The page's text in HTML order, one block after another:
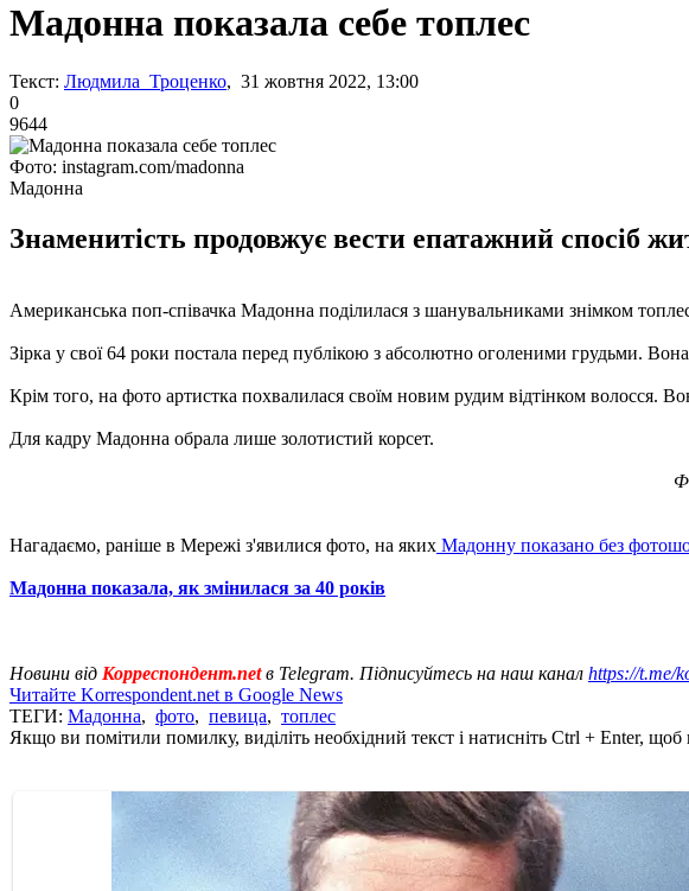
Мадонна показала себе топлес
Текст: Людмила Троценко, 31 жовтня 2022, 13:00
0
9644
Фото: instagram.com/madonna
Мадонна
Знаменитість продовжує вести епатажний спосіб
Американська поп-співачка Мадонна поділилася з шанувальниками знімком
Зірка у свої 64 роки постала перед публікою з абсолютно оголеними грудьми.
Крім того, на фото артистка похвалилася своїм новим рудим відтінком волосся.
Для кадру Мадонна обрала лише золотистий корсет.
Нагадаємо, раніше в Мережі з'явилися фото, на яких Мадонну показано без
Мадонна показала, як змінилася за 40 років
Новини від Корреспондент.netв Telegram. Підписуйтесь на наш канал https://t.me/
Читайте Korrespondent.net в Google News
ТЕГИ: Мадонна, фото, певица, топлес
Якщо ви помітили помилку, виділіть необхідний текст і натисніть Ctrl + Enter,